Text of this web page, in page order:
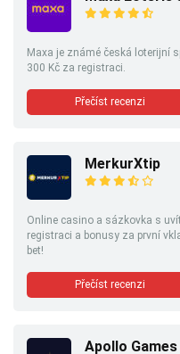
Maxa je známé česká loterijní
300 Kč za registraci.
Přečíst recenzi
MerkurXtip
Online casino a sázkovka s
registraci a bonusy za první
bet!
Přečíst recenzi
Apollo Games